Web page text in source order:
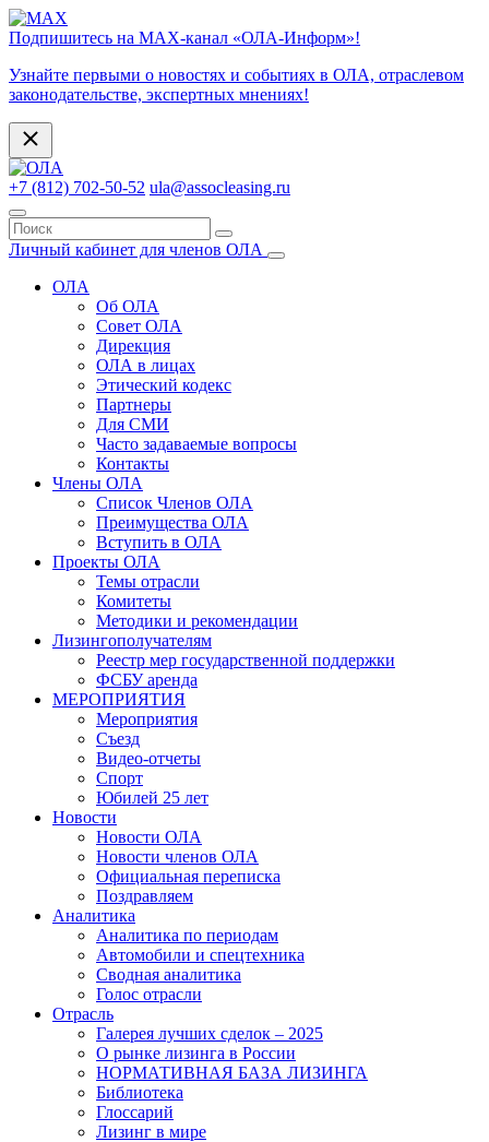
Подпишитесь на МАХ-канал «ОЛА-Информ»!
Узнайте первыми о новостях и событиях в ОЛА, отраслевом
законодательстве, экспертных мнениях!
+7 (812) 702-50-52 ula@assocleasing.ru
Личный кабинет для членов ОЛА
ОЛА
Об ОЛА
Совет ОЛА
Дирекция
ОЛА в лицах
Этический кодекс
Партнеры
Для СМИ
Часто задаваемые вопросы
Контакты
Члены ОЛА
Список Членов ОЛА
Преимущества ОЛА
Вступить в ОЛА
Проекты ОЛА
Темы отрасли
Комитеты
Методики и рекомендации
Лизингополучателям
Реестр мер государственной поддержки
ФСБУ аренда
МЕРОПРИЯТИЯ
Мероприятия
Съезд
Видео-отчеты
Спорт
Юбилей 25 лет
Новости
Новости ОЛА
Новости членов ОЛА
Официальная переписка
Поздравляем
Аналитика
Аналитика по периодам
Автомобили и спецтехника
Сводная аналитика
Голос отрасли
Отрасль
Галерея лучших сделок – 2025
О рынке лизинга в России
НОРМАТИВНАЯ БАЗА ЛИЗИНГА
Библиотека
Глоссарий
Лизинг в мире